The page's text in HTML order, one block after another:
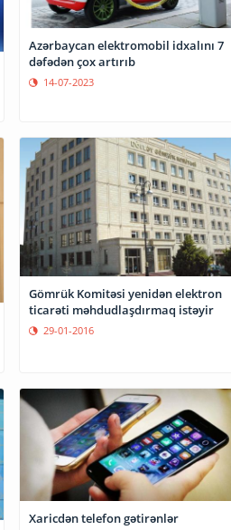
Azərbaycan elektromobil idxalını 7
dəfədən çox artırıb
14-07-2023
Gömrük Komitəsi yenidən elektron
ticarəti məhdudlaşdırmaq istəyir
29-01-2016
Xaricdən telefon gətirənlər